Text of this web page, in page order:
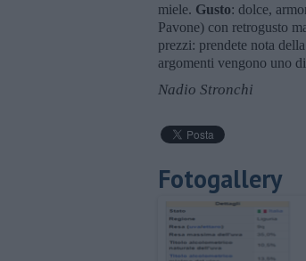
miele. Gusto: dolce,
Pavone) con retrogusto
prezzi: prendete nota
argomenti vengono uno
Nadio Stronchi
Fotogallery